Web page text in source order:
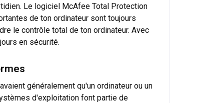
Le logiciel McAfee Total Protection
de ton ordinateur sont toujours
le contrôle total de ton ordinateur. Avec
en sécurité.
généralement qu'un ordinateur ou un
d'exploitation font partie de